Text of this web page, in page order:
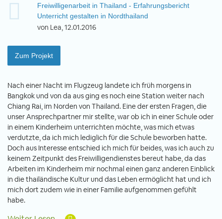
Freiwilligenarbeit in Thailand - Erfahrungsbericht
Unterricht gestalten in Nordthailand
von Lea, 12.01.2016
Zum Projekt
Nach einer Nacht im Flugzeug landete ich früh morgens in
Bangkok und von da aus ging es noch eine Station weiter nach
Chiang Rai, im Norden von Thailand. Eine der ersten Fragen, die
unser Ansprechpartner mir stellte, war ob ich in einer Schule oder
in einem Kinderheim unterrichten möchte, was mich etwas
verdutzte, da ich mich lediglich für die Schule beworben hatte.
Doch aus Interesse entschied ich mich für beides, was ich auch zu
keinem Zeitpunkt des Freiwilligendienstes bereut habe, da das
Arbeiten im Kinderheim mir nochmal einen ganz anderen Einblick
in die thailändische Kultur und das Leben ermöglicht hat und ich
mich dort zudem wie in einer Familie aufgenommen gefühlt
habe.